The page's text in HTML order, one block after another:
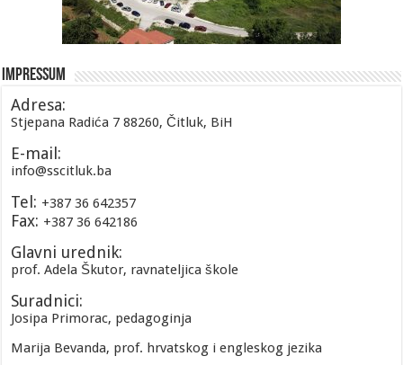
Impressum
Adresa:
Stjepana Radića 7 88260, Čitluk, BiH
E-mail:
info@sscitluk.ba
Tel: +387 36 642357
Fax: +387 36 642186
Glavni urednik:
prof. Adela Škutor, ravnateljica škole
Suradnici:
Josipa Primorac, pedagoginja
Marija Bevanda, prof. hrvatskog i engleskog jezika